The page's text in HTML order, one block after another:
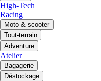
High-Tech
Racing
Moto & scooter
Tout-terrain
Adventure
Atelier
Bagagerie
Déstockage